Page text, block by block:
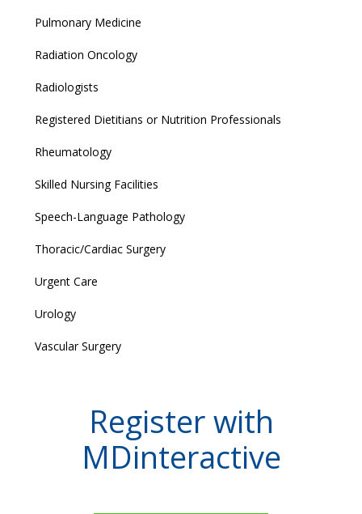
Pulmonary Medicine
Radiation Oncology
Radiologists
Registered Dietitians or Nutrition Professionals
Rheumatology
Skilled Nursing Facilities
Speech-Language Pathology
Thoracic/Cardiac Surgery
Urgent Care
Urology
Vascular Surgery
Register with
MDinteractive